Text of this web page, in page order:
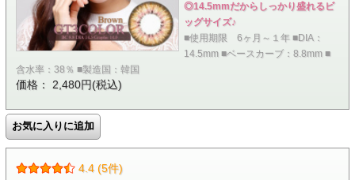
◎14.5mmだからしっかり盛れるビ
ッグサイズ♪
■使用期限 6ヶ月～１年 ■DIA：
14.5mm ■ベースカーブ：8.8mm ■
含水率：38％ ■製造国：韓国
価格： 2,480円(税込)
4.4 (5件)